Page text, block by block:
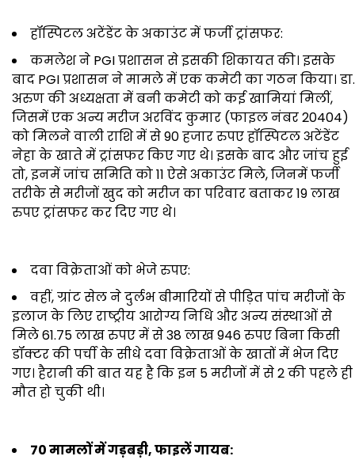
हॉस्पिटल अटेंडेंट के अकाउंट में फर्जी ट्रांसफर:
कमलेश ने PGI प्रशासन से इसकी शिकायत की। इसके
बाद PGI प्रशासन ने मामले में एक कमेटी का गठन किया। डा.
अरुण की अध्यक्षता में बनी कमेटी को कई खामियां मिलीं,
जिसमें एक अन्य मरीज अरविंद कुमार (फाइल नंबर 20404)
को मिलने वाली राशि में से 90 हजार रुपए हॉस्पिटल अटेंडेंट
नेहा के खाते में ट्रांसफर किए गए थे। इसके बाद और जांच हुई
तो, इनमें जांच समिति को 11 ऐसे अकाउंट मिले, जिनमें फर्जी
तरीके से मरीजों खुद को मरीज का परिवार बताकर 19 लाख
रुपए ट्रांसफर कर दिए गए थे।
दवा विक्रेताओं को भेजे रुपए:
वहीं, ग्रांट सेल ने दुर्लभ बीमारियों से पीड़ित पांच मरीजों के
इलाज के लिए राष्ट्रीय आरोग्य निधि और अन्य संस्थाओं से
मिले 61.75 लाख रुपए में से 38 लाख 946 रुपए बिना किसी
डॉक्टर की पर्ची के सीधे दवा विक्रेताओं के खातों में भेज दिए
गए। हैरानी की बात यह है कि इन 5 मरीजों में से 2 की पहले ही
मौत हो चुकी थी।
70 मामलों में गड़बड़ी, फाइलें गायब: